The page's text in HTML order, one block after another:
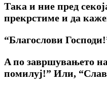
Така и ние пред
прекрстиме и да
“Благослови
A по завршувањето
помилуј!” Или,